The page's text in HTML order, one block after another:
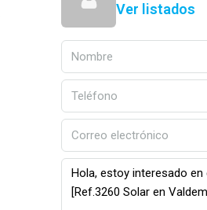
Ver listados